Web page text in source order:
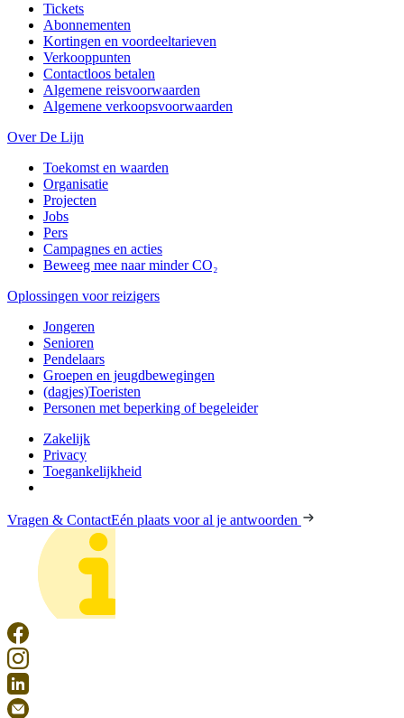
Tickets
Abonnementen
Kortingen en voordeeltarieven
Verkooppunten
Contactloos betalen
Algemene reisvoorwaarden
Algemene verkoopsvoorwaarden
Over De Lijn
Toekomst en waarden
Organisatie
Projecten
Jobs
Pers
Campagnes en acties
Beweeg mee naar minder CO₂
Oplossingen voor reizigers
Jongeren
Senioren
Pendelaars
Groepen en jeugdbewegingen
(dagjes)Toeristen
Personen met beperking of begeleider
Zakelijk
Privacy
Toegankelijkheid
Vragen & ContactEén plaats voor al je antwoorden